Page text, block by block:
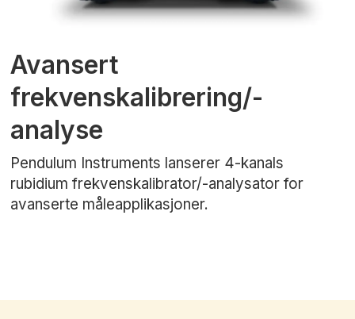
Avansert
frekvenskalibrering/-
analyse
Pendulum Instruments lanserer 4-kanals
rubidium frekvenskalibrator/-analysator for
avanserte måleapplikasjoner.